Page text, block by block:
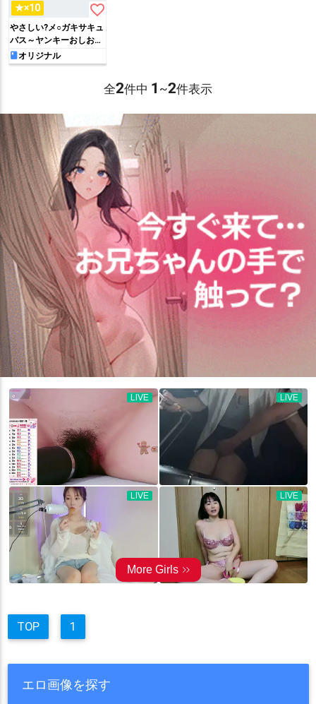
★×10 favorite_border
やさしい?メ○ガキサキュ
バス～ヤンキーおしおき
編～オリジナル
全2件中 1 ~2件表示
TOP 1
エロ画像を探す